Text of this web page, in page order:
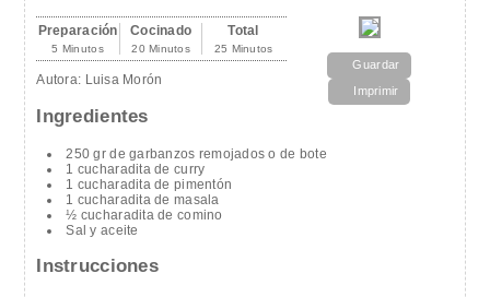
Guardar
Imprimir
Preparación
5 Minutos
Cocinado
20 Minutos
Total
25 Minutos
Autora: Luisa Morón
Ingredientes
250 gr de garbanzos remojados o de bote
1 cucharadita de curry
1 cucharadita de pimentón
1 cucharadita de masala
½ cucharadita de comino
Sal y aceite
Instrucciones